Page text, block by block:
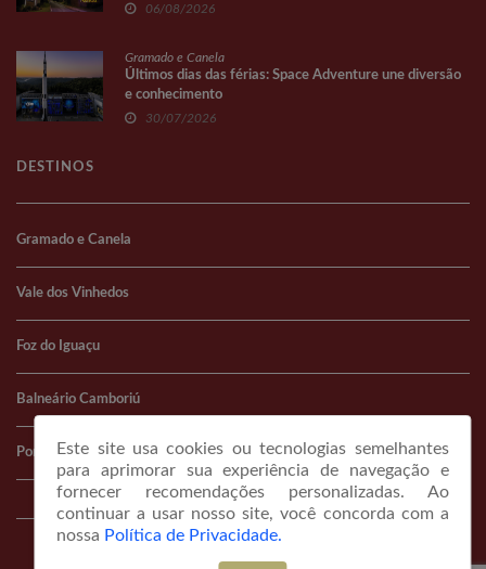
06/08/2026
Gramado e Canela
Últimos dias das férias: Space Adventure une diversão
e conhecimento
30/07/2026
DESTINOS
Gramado e Canela
Vale dos Vinhedos
Foz do Iguaçu
Balneário Camboriú
Porto Alegre
© COPYRIGHT 2026 portaldeviagem.com.br
Este site usa cookies ou tecnologias semelhantes
para aprimorar sua experiência de navegação e
fornecer recomendações personalizadas. Ao
continuar a usar nosso site, você concorda com a
nossa Política de Privacidade.